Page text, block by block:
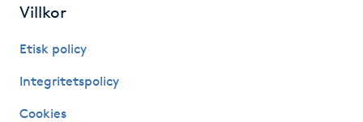
Kiropraktik
Villkor
Etisk policy
Integritetspolicy
Cookies